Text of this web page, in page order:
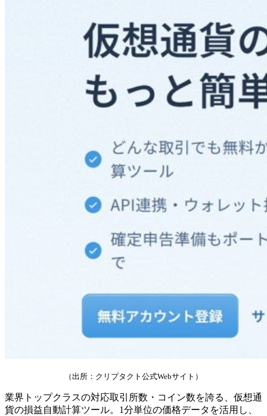
（出所：クリプタクト公式Webサイト）
業界トップクラスの対応取引所数・コイン数を誇る、仮想通
貨の損益自動計算ツール。1分単位の価格データを活用し、